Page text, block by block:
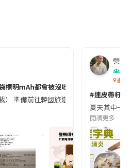
標明mAh都會被沒收😱出發前切記檢查
載） 準備前往韓國旅遊的民眾，近期要
營養
香港
#連皮帶籽
夏天其中一
閱讀更多